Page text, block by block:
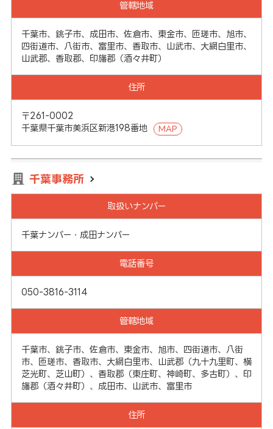
管轄地域
千葉市、銚子市、成田市、佐倉市、東金市、匝瑳市、旭市、
四街道市、八街市、富里市、香取市、山武市、大網白里市、
山武郡、香取郡、印旛郡（酒々井町）
住所
〒261-0002
千葉県千葉市美浜区新港198番地
MAP
千葉事務所
取扱いナンバー
千葉ナンバー・成田ナンバー
電話番号
050-3816-3114
管轄地域
千葉市、銚子市、佐倉市、東金市、旭市、四街道市、八街
市、匝瑳市、香取市、大網白里市、山武郡（九十九里町、横
芝光町、芝山町）、香取郡（東庄町、神崎町、多古町）、印
旛郡（酒々井町）、成田市、山武市、富里市
住所